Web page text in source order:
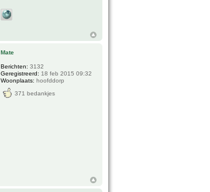
Mate
Berichten: 3132
Geregistreerd: 18 feb 2015 09:32
Woonplaats: hoofddorp
371 bedankjes